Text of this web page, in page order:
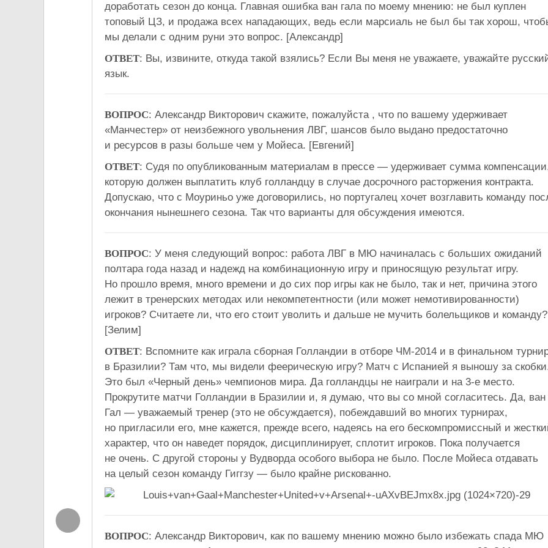
доработать сезон до конца. Главная ошибка ван гала по моему мнению: не был куплен
топовый ЦЗ, и продажа всех нападающих, ведь если марсиаль не был бы так хорош,
мы делали с одним руни это вопрос. [Александр]
ОТВЕТ: Вы, извините, откуда такой взялись? Если Вы меня не уважаете, уважайте
язык.
ВОПРОС: Александр Викторович скажите, пожалуйста , что по вашему удерживает
«Манчестер» от неизбежного увольнения ЛВГ, шансов было выдано предостаточно
и ресурсов в разы больше чем у Мойеса. [Евгений]
ОТВЕТ: Судя по опубликованным материалам в прессе — удерживает сумма
которую должен выплатить клуб голландцу в случае досрочного расторжения контракта.
Допускаю, что с Моуриньо уже договорились, но португалец хочет возглавить команду
окончания нынешнего сезона. Так что варианты для обсуждения имеются.
ВОПРОС: У меня следующий вопрос: работа ЛВГ в МЮ начиналась с больших ожиданий
полтара года назад и надежд на комбинационную игру и приносящую результат игру.
Но прошло время, много времени и до сих пор игры как не было, так и нет, причина этого
лежит в тренерских методах или некомпетентности (или может немотивированности)
игроков? Считаете ли, что его стоит уволить и дальше не мучить болельщиков и команду?
[Зелим]
ОТВЕТ: Вспомните как играла сборная Голландии в отборе ЧМ-2014 и в финальном
в Бразилии? Там что, мы видели феерическую игру? Матч с Испанией я выношу за
Это был «Черный день» чемпионов мира. Да голландцы не наиграли и на 3-е место.
Прокрутите матчи Голландии в Бразилии и, я думаю, что вы со мной согласитесь. Да, ван
Гал — уважаемый тренер (это не обсуждается), побеждавший во многих турнирах,
но пригласили его, мне кажется, прежде всего, надеясь на его бескомпромиссный и
характер, что он наведет порядок, дисциплинирует, сплотит игроков. Пока получается
не очень. С другой стороны у Вудворда особого выбора не было. После Мойеса отдавать
на целый сезон команду Гиггзу — было крайне рискованно.
ВОПРОС: Александр Викторович, как по вашему мнению можно было избежать спада МЮ